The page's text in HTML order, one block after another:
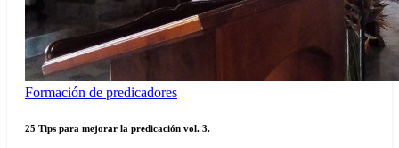
Formación de predicadores
25 Tips para mejorar la predicación vol. 3.